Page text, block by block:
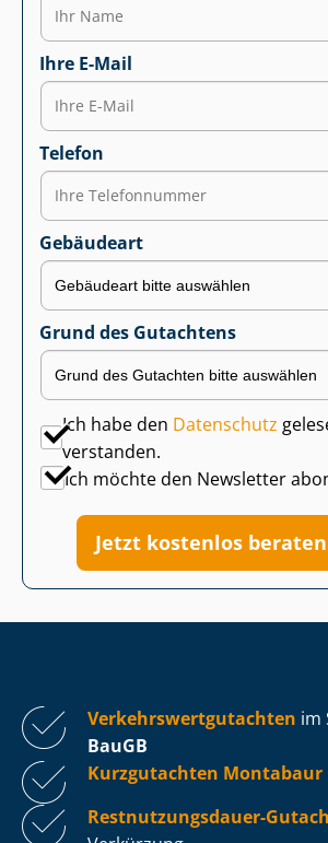
Ihre E-Mail
Telefon
Gebäudeart
Grund des Gutachtens
Ich habe den Datenschutz
verstanden.
Ich möchte den Newsletter
Jetzt kostenlos
Ver­kehrs­wert­gut­ach­ten im
BauGB
Kurzgutachten Montabaur
Rest­nut­zungs­dau­er-